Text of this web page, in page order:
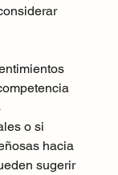
o si
hacia
sugerir